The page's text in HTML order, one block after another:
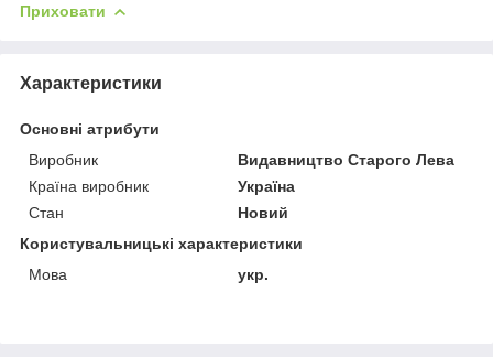
Приховати
Характеристики
Основні атрибути
Виробник
Видавництво Старого Лева
Країна виробник
Україна
Стан
Новий
Користувальницькі характеристики
Мова
укр.